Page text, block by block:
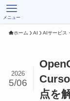
メニュー
ホーム AI AIサービス
点を
2026
5/06